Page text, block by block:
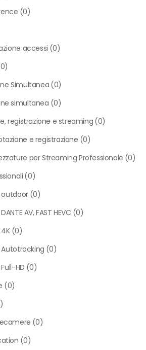
(0)
accessi (0)
0)
Simultanea (0)
simultanea (0)
registrazione e streaming (0)
e registrazione (0)
per Streaming Professionale (0)
(0)
outdoor (0)
AV, FAST HEVC (0)
(0)
(0)
HD (0)
(0)
)
(0)
(0)